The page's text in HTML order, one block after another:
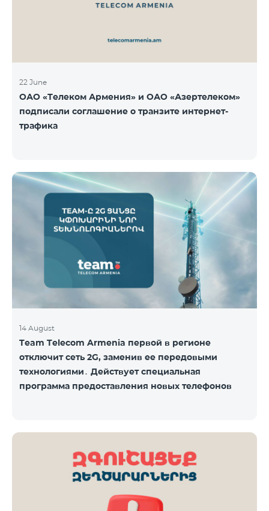
22 June
ОАО «Телеком Армения» и ОАО «Азертелеком»
подписали соглашение о транзите интернет-
трафика
14 August
Team Telecom Armenia первой в регионе
отключит сеть 2G, заменив ее передовыми
технологиями․ Действует специальная
программа предоставления новых телефонов